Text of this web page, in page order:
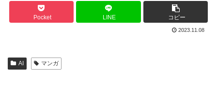
Pocket LINE コピー
2023.11.08
AI マンガ